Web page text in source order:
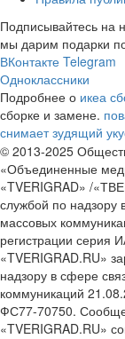
Подписывайтесь на
мы дарим подарки
ВКонтакте Telegram
Одноклассники
Подробнее о икеа
сборке и замене.
снимает зудящий
© 2013-2025
«Объединенные
«TVERIGRAD» /
службой по надзору
массовых
регистрации серия
«TVERIGRAD.RU»
надзору в сфере
коммуникаций
ФС77-70750.
«TVERIGRAD.RU»